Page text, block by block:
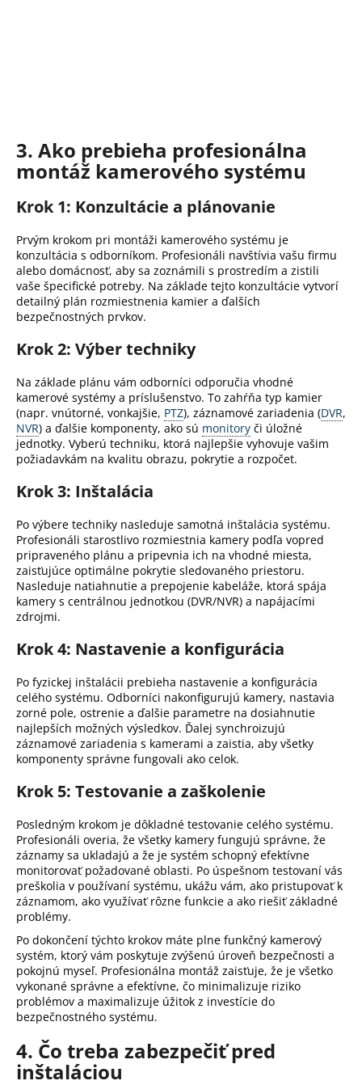
3. Ako prebieha profesionálna
montáž kamerového systému
Krok 1: Konzultácie a plánovanie
Prvým krokom pri montáži kamerového systému je
konzultácia s odborníkom. Profesionáli navštívia vašu firmu
alebo domácnosť, aby sa zoznámili s prostredím a zistili
vaše špecifické potreby. Na základe tejto konzultácie vytvorí
detailný plán rozmiestnenia kamier a ďalších
bezpečnostných prvkov.
Krok 2: Výber techniky
Na základe plánu vám odborníci odporučia vhodné
kamerové systémy a príslušenstvo. To zahŕňa typ kamier
(napr. vnútorné, vonkajšie, PTZ), záznamové zariadenia (DVR,
NVR) a ďalšie komponenty, ako sú monitory či úložné
jednotky. Vyberú techniku, ktorá najlepšie vyhovuje vašim
požiadavkám na kvalitu obrazu, pokrytie a rozpočet.
Krok 3: Inštalácia
Po výbere techniky nasleduje samotná inštalácia systému.
Profesionáli starostlivo rozmiestnia kamery podľa vopred
pripraveného plánu a pripevnia ich na vhodné miesta,
zaisťujúce optimálne pokrytie sledovaného priestoru.
Nasleduje natiahnutie a prepojenie kabeláže, ktorá spája
kamery s centrálnou jednotkou (DVR/NVR) a napájacími
zdrojmi.
Krok 4: Nastavenie a konfigurácia
Po fyzickej inštalácii prebieha nastavenie a konfigurácia
celého systému. Odborníci nakonfigurujú kamery, nastavia
zorné pole, ostrenie a ďalšie parametre na dosiahnutie
najlepších možných výsledkov. Ďalej synchroizujú
záznamové zariadenia s kamerami a zaistia, aby všetky
komponenty správne fungovali ako celok.
Krok 5: Testovanie a zaškolenie
Posledným krokom je dôkladné testovanie celého systému.
Profesionáli overia, že všetky kamery fungujú správne, že
záznamy sa ukladajú a že je systém schopný efektívne
monitorovať požadované oblasti. Po úspešnom testovaní vás
preškolia v používaní systému, ukážu vám, ako pristupovať k
záznamom, ako využívať rôzne funkcie a ako riešiť základné
problémy.
Po dokončení týchto krokov máte plne funkčný kamerový
systém, ktorý vám poskytuje zvýšenú úroveň bezpečnosti a
pokojnú myseľ. Profesionálna montáž zaisťuje, že je všetko
vykonané správne a efektívne, čo minimalizuje riziko
problémov a maximalizuje úžitok z investície do
bezpečnostného systému.
4. Čo treba zabezpečiť pred
inštaláciou